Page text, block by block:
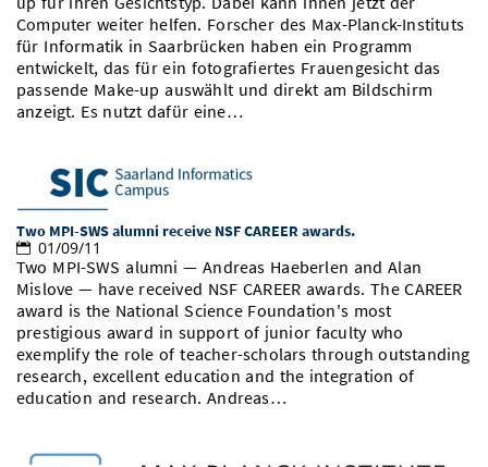
Vom Studium in den Beruf
Study Scheduler
Bibliothek
Open Science/Open Access
Start-ups
IT-Themenabend
Ranking
Zahlen & Fakten
Preise, Auszeichnungen und Förderungen
Kontakt
SIC Podcast
Anfahrt
AnsprechpartnerInnen, Personen, Forschungsgruppen
Alumni
Computer weiter helfen. Forscher des Max-Planck-Instituts
für Informatik in Saarbrücken haben ein Programm
entwickelt, das für ein fotografiertes Frauengesicht das
passende Make-up auswählt und direkt am Bildschirm
anzeigt. Es nutzt dafür eine…
Two MPI-SWS alumni receive NSF CAREER awards.
01/09/11
Two MPI-SWS alumni — Andreas Haeberlen and Alan
Mislove — have received NSF CAREER awards. The CAREER
award is the National Science Foundation's most
prestigious award in support of junior faculty who
exemplify the role of teacher-scholars through outstanding
research, excellent education and the integration of
education and research. Andreas…